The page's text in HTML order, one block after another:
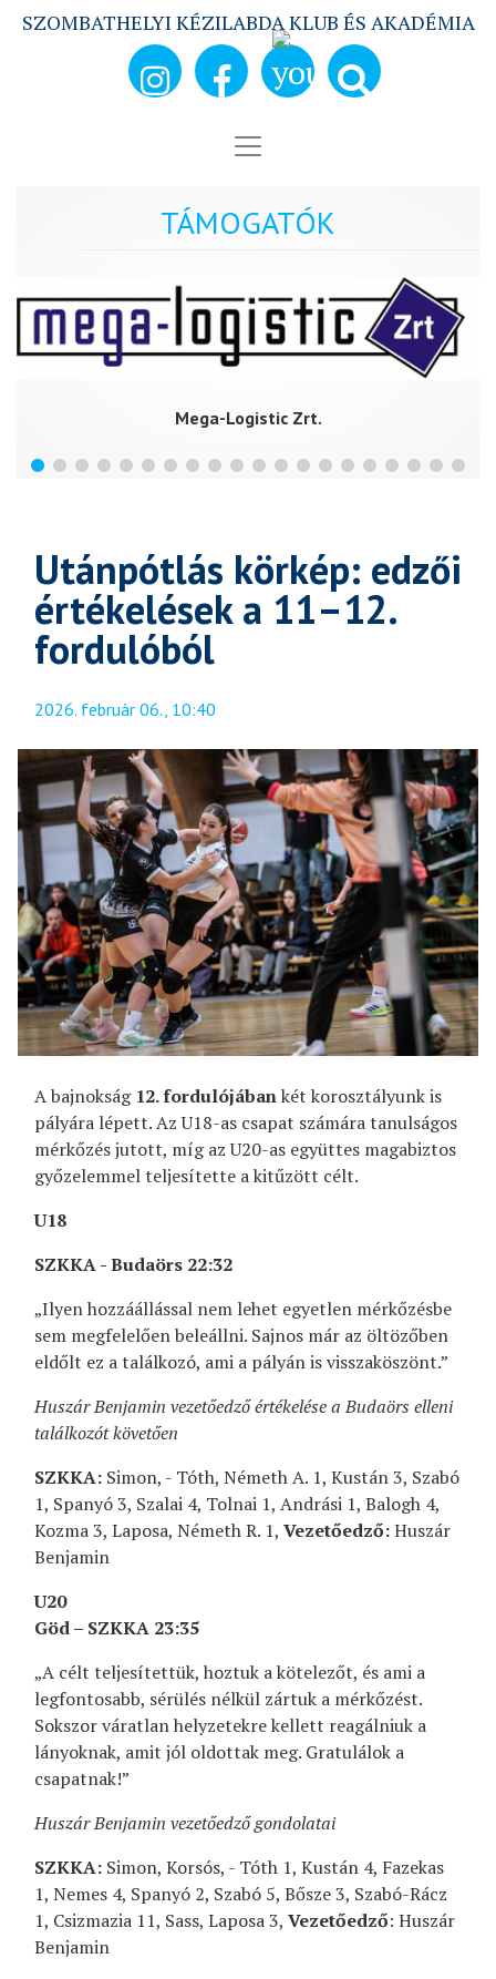
SZOMBATHELYI KÉZILABDA KLUB ÉS AKADÉMIA
TÁMOGATÓK
Mega-Logistic Zrt.
Utánpótlás körkép: edzői
értékelések a 11–12.
fordulóból
2026. február 06., 10:40
A bajnokság 12. fordulójábankét korosztályunk is
pályára lépett. Az U18-as csapat számára tanulságos
mérkőzés jutott, míg az U20-as együttes magabiztos
győzelemmel teljesítette a kitűzött célt.
U18
SZKKA - Budaörs 22:32
„Ilyen hozzáállással nem lehet egyetlen mérkőzésbe
sem megfelelően beleállni. Sajnos már az öltözőben
eldőlt ez a találkozó, ami a pályán is visszaköszönt.”
Huszár Benjamin vezetőedző értékelése a Budaörs elleni
találkozót követően
SZKKA: Simon, - Tóth, Németh A. 1, Kustán 3, Szabó
1, Spanyó 3, Szalai 4, Tolnai 1, Andrási 1, Balogh 4,
Kozma 3, Laposa, Németh R. 1, Vezetőedző:Huszár
Benjamin
U20
Göd – SZKKA 23:35
„A célt teljesítettük, hoztuk a kötelezőt, és ami a
legfontosabb, sérülés nélkül zártuk a mérkőzést.
Sokszor váratlan helyzetekre kellett reagálniuk a
lányoknak, amit jól oldottak meg. Gratulálok a
csapatnak!”
Huszár Benjamin vezetőedző gondolatai
SZKKA: Simon, Korsós, - Tóth 1, Kustán 4, Fazekas
1, Nemes 4, Spanyó 2, Szabó 5, Bősze 3, Szabó-Rácz
1, Csizmazia 11, Sass, Laposa 3, Vezetőedző: Huszár
Benjamin